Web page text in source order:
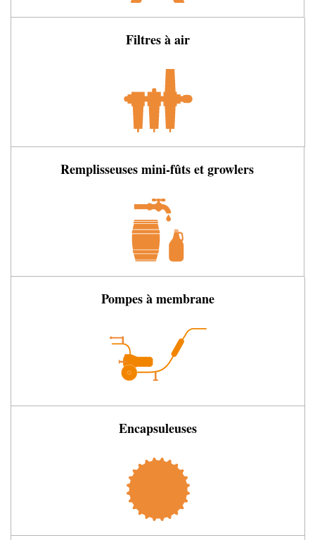
Filtres à air
Remplisseuses mini-fûts et growlers
Pompes à membrane
Encapsuleuses